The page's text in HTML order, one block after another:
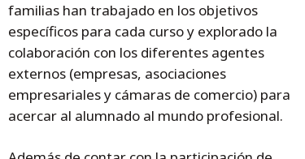
familias han trabajado en los objetivos
específicos para cada curso y explorado la
colaboración con los diferentes agentes
externos (empresas, asociaciones
empresariales y cámaras de comercio) para
acercar al alumnado al mundo profesional.